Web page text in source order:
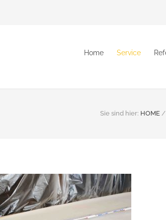
Home Service
Sie sind hier: HOME /